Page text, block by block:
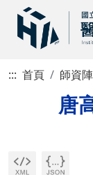
::: 首頁 師資
唐